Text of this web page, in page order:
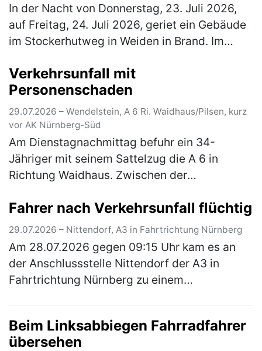
In der Nacht von Donnerstag, 23. Juli 2026,
auf Freitag, 24. Juli 2026, geriet ein Gebäude
im Stockerhutweg in Weiden in Brand. Im
identifizierte die Kriminalpolizei We…
Verkehrsunfall mit
Personenschaden
29.07.2026 – Wendelstein, A 6 Ri. Waidhaus/Pilsen, kurz
vor AK Nürnberg-Süd
Am Dienstagnachmittag befuhr ein 34-
Jähriger mit seinem Sattelzug die A 6 in
Richtung Waidhaus. Zwischen der
Nürnberg-Süd fuhr er auf dem rechten der
drei Fa… (mehr)
Fahrer nach Verkehrsunfall flüchtig
29.07.2026 – Nittendorf, A3 in Fahrtrichtung Nürnberg
Am 28.07.2026 gegen 09:15 Uhr kam es an
der Anschlussstelle Nittendorf der A3 in
Fahrtrichtung Nürnberg zu einem
(mehr)
Beim Linksabbiegen Fahrradfahrer
übersehen